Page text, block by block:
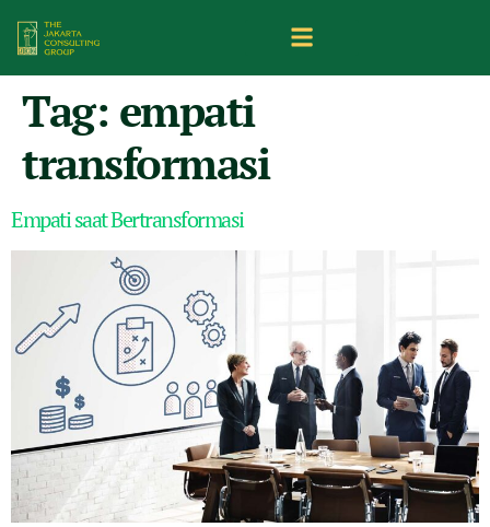
Tag: empati
transformasi
Empati saat Bertransformasi